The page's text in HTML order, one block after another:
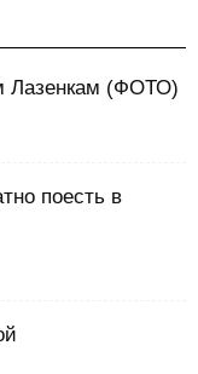
Лазенкам (ФОТО)
поесть в